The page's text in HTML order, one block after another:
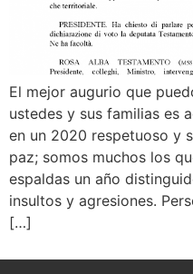
El mejor augurio que
ustedes y sus familias es
en un 2020 respetuoso y
paz; somos muchos los
espaldas un año
insultos y agresiones.
[…]